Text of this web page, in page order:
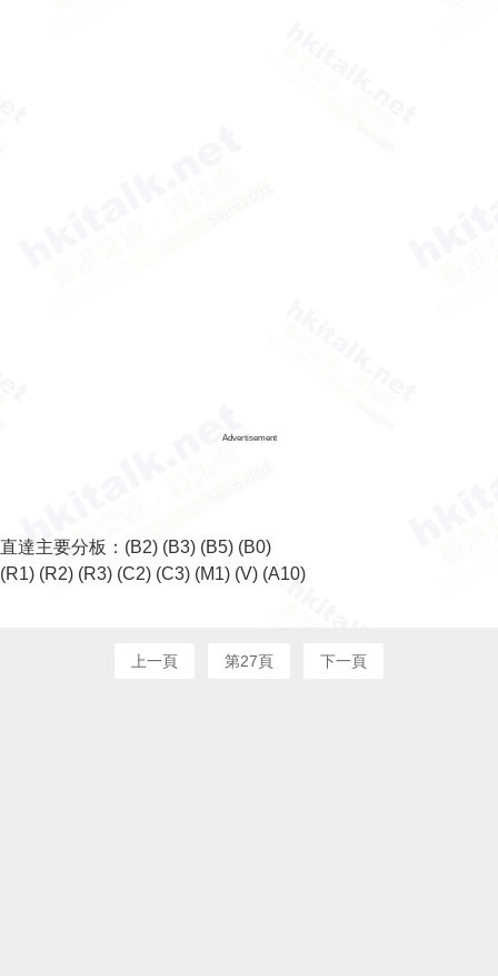
Advertisement
直達主要分板： (B2) (B3) (B5) (B0)
(R1) (R2) (R3) (C2) (C3) (M1) (V) (A10)
上一頁 第27頁 下一頁